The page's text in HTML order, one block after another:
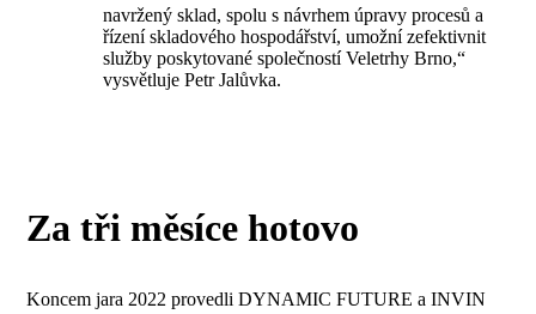
navržený sklad, spolu s návrhem úpravy procesů a
řízení skladového hospodářství, umožní zefektivnit
služby poskytované společností Veletrhy Brno,“
vysvětluje Petr Jalůvka.
Za tři měsíce hotovo
Koncem jara 2022 provedli DYNAMIC FUTURE a INVIN